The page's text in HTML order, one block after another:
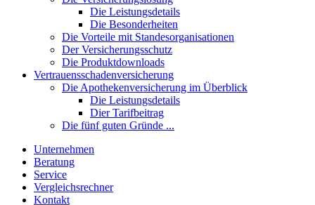
Die Leistungsdetails
Die Besonderheiten
Die Vorteile mit Standesorganisationen
Der Versicherungsschutz
Die Produktdownloads
Vertrauensschadenversicherung
Die Apothekenversicherung im Überblick
Die Leistungsdetails
Dier Tarifbeitrag
Die fünf guten Gründe ...
Unternehmen
Beratung
Service
Vergleichsrechner
Kontakt